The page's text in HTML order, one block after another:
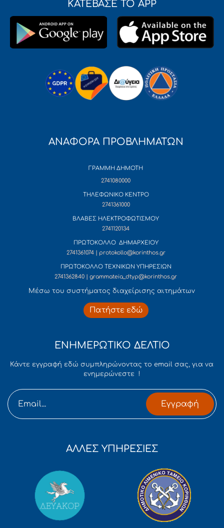
ΚΑΤΕΒΑΣΕ ΤΟ APP
ΑΝΑΦΟΡΑ ΠΡΟΒΛΗΜΑΤΩΝ
ΓΡΑΜΜΗ ΔΗΜΟΤΗ
2741080000
ΤΗΛΕΦΩΝΙΚΟ ΚΕΝΤΡΟ
2741361000
ΒΛΑΒΕΣ ΗΛΕΚΤΡΟΦΩΤΙΣΜΟΥ
2741120134
ΠΡΩΤΟΚΟΛΛΟ ΔΗΜΑΡΧΕΙΟΥ
2741361074 | protokollo@korinthos.gr
ΠΡΩΤΟΚΟΛΛΟ ΤΕΧΝΙΚΩΝ ΥΠΗΡΕΣΙΩΝ
2741362840 | grammateia_dtyp@korinthos.gr
Mέσω του συστήματος διαχείρισης αιτημάτων
Πατήστε εδώ
ΕΝΗΜΕΡΩΤΙΚΟ ΔΕΛΤΙΟ
Κάντε εγγραφή εδώ συμπληρώνοντας το email σας, για να
ενημερώνεστε !
Εγγραφή
ΑΛΛΕΣ ΥΠΗΡΕΣΙΕΣ